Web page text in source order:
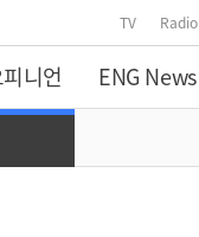
TV Radio
니언 ENG News